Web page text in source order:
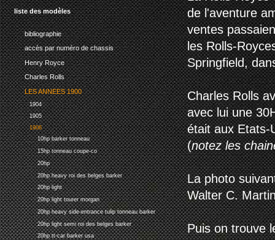
liste des modèles
bibliographie
accès par numéro de chassis
Henry Royce
Charles Rolls
LES ANNEES 1900
1904
1905
1906
10hp barker tonneau
15hp tonneau coupe-co
20hp
20hp heavy roi des belges barker
20hp light
20hp light tourer morgan
20hp heavy side-entrance tulip tonneau barker
20hp light semi roi des belges barker
20hp tt-car barker usa
de l'aventure
ventes
les Rolls-
Springfield,
Charles Rolls
avec lui une
était aux Etats-
(notez les
La photo
Walter C.
Puis on trouve